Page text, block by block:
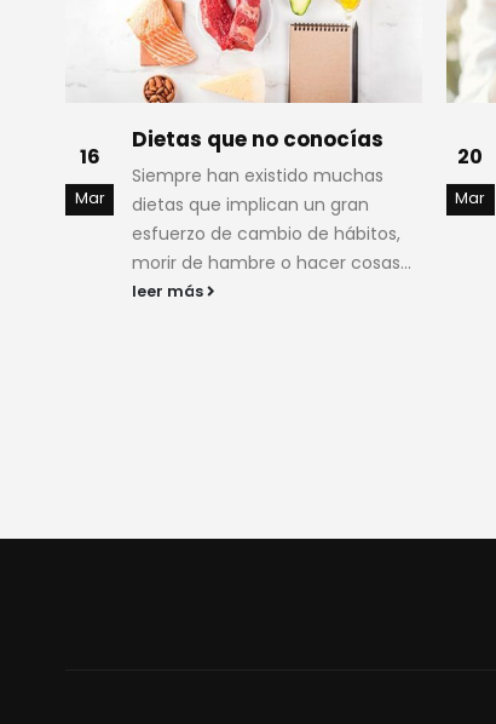
20
Mar
Beber refresco de cola
podría causarte hasta
descalcificación o
Alzheimer
Los refrescos de cola son la
adicción de muchos, pues saben
21
Mar